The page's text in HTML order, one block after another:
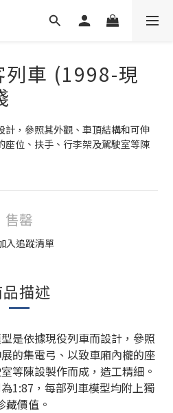
車 (1998-現
計，參照其外觀、車頂結構和可伸
座位、扶手、行李架及駕駛室等陳
售罄
入追蹤清單
描述
是依據現役列車而設計，參照
的集電弓、以致車廂內櫳的座
等陳設製作而成，造工精細。
1:87，每部列車模型均附上獨
價值。